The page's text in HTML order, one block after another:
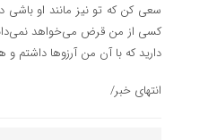
سعی کن که تو نیز مانند او باشی
کسی از من قرض می‌خواهد نمی‌دانم.
دارید که با آن من آرزوها داشتم
انتهای خبر/